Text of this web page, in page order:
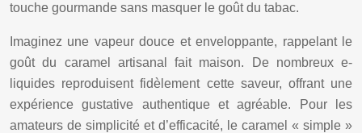
touche gourmande sans masquer le goût du tabac.
Imaginez une vapeur douce et enveloppante, rappelant le
goût du caramel artisanal fait maison. De nombreux e-
liquides reproduisent fidèlement cette saveur, offrant une
expérience gustative authentique et agréable. Pour les
amateurs de simplicité et d’efficacité, le caramel « simple »